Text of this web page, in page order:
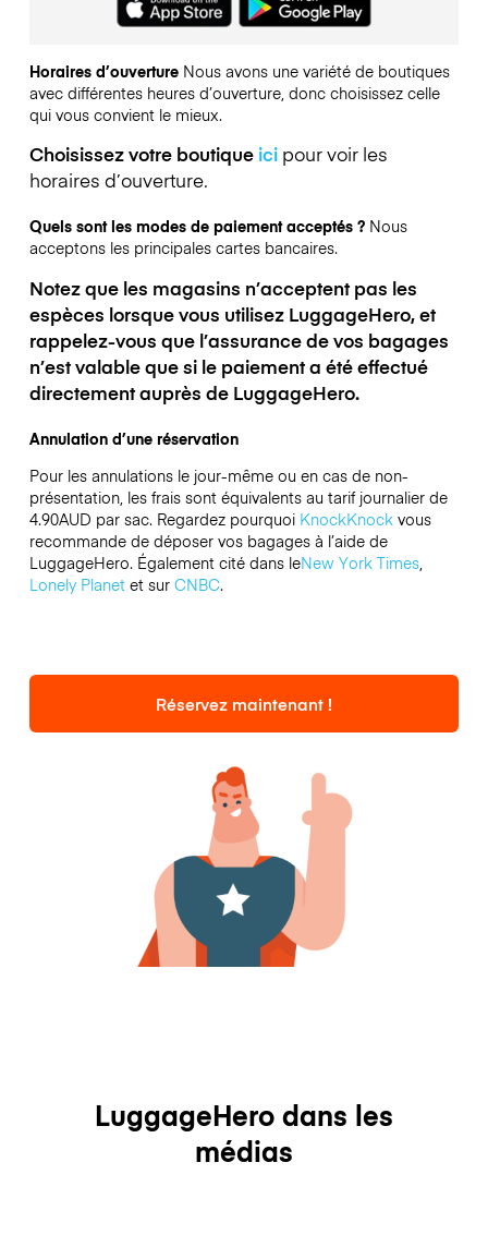
Horaires d’ouverture Nous avons une variété de boutiques
avec différentes heures d’ouverture, donc choisissez celle
qui vous convient le mieux.
Choisissez votre boutique icipour voir les
horaires d’ouverture.
Quels sont les modes de paiement acceptés ? Nous
acceptons les principales cartes bancaires.
Notez que les magasins n’acceptent pas les
espèces lorsque vous utilisez LuggageHero, et
rappelez-vous que l’assurance de vos bagages
n’est valable que si le paiement a été effectué
directement auprès de LuggageHero.
Annulation d’une réservation
Pour les annulations le jour-même ou en cas de non-
présentation, les frais sont équivalents au tarif journalier de
4.90AUD par sac. Regardez pourquoi KnockKnockvous
recommande de déposer vos bagages à l’aide de
LuggageHero. Également cité dans leNew York Times,
Lonely Planetet sur CNBC.
Réservez maintenant !
LuggageHero dans les
médias